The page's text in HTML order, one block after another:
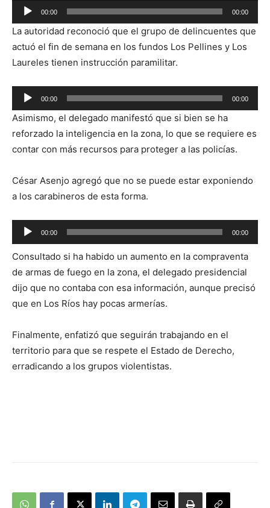
Reproductor
de
audio
00:00 00:00
La autoridad reconoció que el grupo de delincuentes que
actuó el fin de semana en los fundos Los Pellines y Los
Laureles tienen instrucción paramilitar.
Reproductor
de
audio
00:00 00:00
Asimismo, el delegado manifestó que si bien se ha
reforzado la inteligencia en la zona, lo que se requiere es
contar con más recursos para proteger a las policías.
César Asenjo agregó que no se puede estar exponiendo
a los carabineros de esta forma.
Reproductor
de
audio
00:00 00:00
Consultado si ha habido un aumento en la compraventa
de armas de fuego en la zona, el delegado presidencial
dijo que no contaba con esa información, aunque precisó
que en Los Ríos hay pocas armerías.
Finalmente, enfatizó que seguirán trabajando en el
territorio para que se respete el Estado de Derecho,
erradicando a los grupos violentistas.